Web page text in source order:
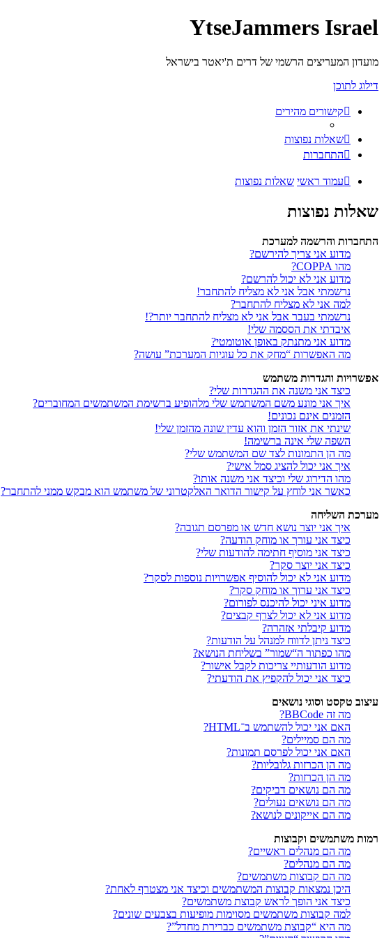
YtseJammers Israel
מועדון המעריצים הרשמי של דרים ת'יאטר בישראל
דילוג לתוכן
קישורים מהירים
שאלות נפוצות
התחברות
עמוד ראשי שאלות נפוצות
שאלות נפוצות
התחברות והרשמה למערכת
מדוע אני צריך להירשם?
מהו COPPA?
מדוע אני לא יכול להרשם?
נרשמתי אבל אני לא מצליח להתחבר!
למה אני לא מצליח להתחבר?
נרשמתי בעבר אבל אני לא מצליח להתחבר יותר?!
איבדתי את הססמה שלי!
מדוע אני מתנתק באופן אוטומטי?
מה האפשרות “מחק את כל עוגיות המערכת” עושה?
אפשרויות והגדרות משתמש
כיצד אני משנה את ההגדרות שלי?
איך אני מונע משם המשתמש שלי מלהופיע ברשימת המשתמשים המחוברים?
הזמנים אינם נכונים!
שינתי את אזור הזמן והוא עדין שונה מהזמן שלי!
השפה שלי אינה ברשימה!
מה הן התמונות לצד שם המשתמש שלי?
איך אני יכול להציג סמל אישי?
מהו הדירוג שלי וכיצד אני משנה אותו?
כאשר אני לוחץ על קישור הדואר האלקטרוני של משתמש הוא מבקש ממני להתחבר?
מערכת השליחה
איך אני יוצר נושא חדש או מפרסם תגובה?
כיצד אני עורך או מוחק הודעה?
כיצד אני מוסיף חתימה להודעות שלי?
כיצד אני יוצר סקר?
מדוע אני לא יכול להוסיף אפשרויות נוספות לסקר?
כיצד אני ערוך או מוחק סקר?
מדוע איני יכול להיכנס לפורום?
מדוע אני לא יכול לצרף קבצים?
מדוע קיבלתי אזהרה?
כיצד ניתן לדווח למנהל על הודעות?
מהו כפתור ה“שמור” בשליחת הנושא?
מדוע הודעותיי צריכות לקבל אישור?
כיצד אני יכול להקפיץ את הודעתי?
עיצוב טקסט וסוגי נושאים
מה זה BBCode?
האם אני יכול להשתמש ב־HTML?
מה הם סמיילים?
האם אני יכול לפרסם תמונות?
מה הן הכרזות גלובליות?
מה הן הכרזות?
מה הם נושאים דביקים?
מה הם נושאים נעולים?
מה הם אייקונים לנושא?
רמות משתמשים וקבוצות
מה הם מנהלים ראשיים?
מה הם מנהלים?
מה הם קבוצות משתמשים?
היכן נמצאות קבוצות המשתמשים וכיצד אני מצטרף לאחת?
כיצד אני הופך לראש קבוצת משתמשים?
למה קבוצות משתמשים מסוימות מופיעות בצבעים שונים?
מה היא “קבוצת משתמשים כברירת מחדל”?